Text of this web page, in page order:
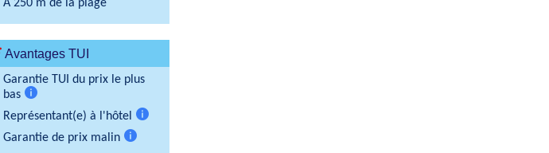
A 250 m de la plage
Avantages TUI
Garantie TUI du prix le plus
bas
d'informations
Représentant(e) à l'hôtel
Plus
d'informations
Garantie de prix malin